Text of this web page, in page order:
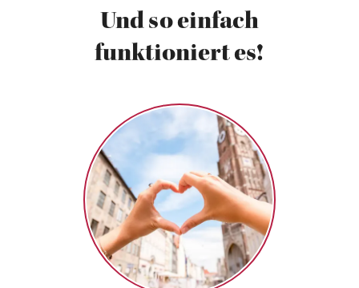
Und so einfach
funktioniert es!